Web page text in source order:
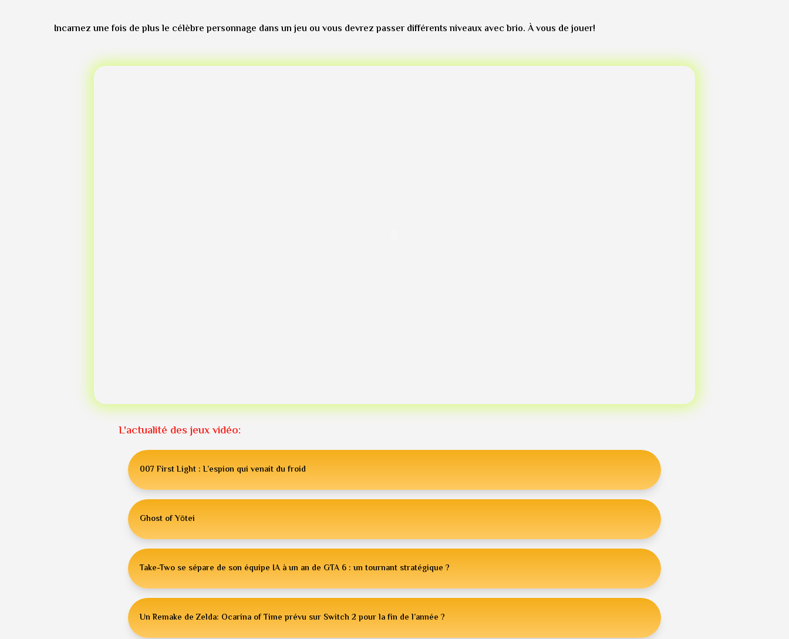
Incarnez une fois de plus le célèbre personnage dans un jeu ou vous devrez passer différents niveaux avec brio. À vous de jouer!
L'actualité des jeux vidéo:
007 First Light : L’espion qui venait du froid
Ghost of Yōtei
Take-Two se sépare de son équipe IA à un an de GTA 6 : un tournant stratégique ?
Un Remake de Zelda: Ocarina of Time prévu sur Switch 2 pour la fin de l’année ?